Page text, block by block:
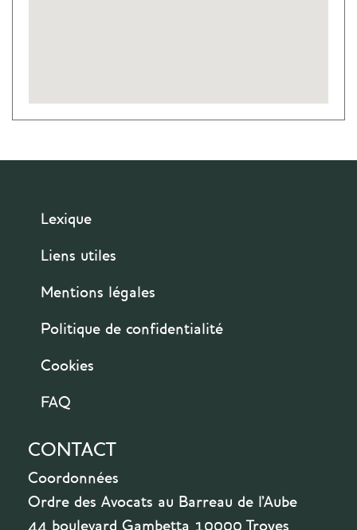
Lexique
Liens utiles
Mentions légales
Politique de confidentialité
Cookies
FAQ
CONTACT
Coordonnées
Ordre des Avocats au Barreau de l'Aube
44 boulevard Gambetta 10000 Troyes